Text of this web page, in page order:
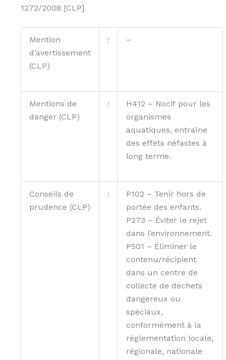
1272/2008 [CLP]
Mention
d’avertissement
(CLP)
: –
Mentions de
danger (CLP)
:
H412 – Nocif pour les
organismes
aquatiques, entraîne
des effets néfastes à
long terme.
Conseils de
prudence (CLP)
:
P102 – Tenir hors de
portée des enfants.
P273 – Éviter le rejet
dans l’environnement.
P501 – Éliminer le
contenu/récipient
dans un centre de
collecte de déchets
dangereux ou
spéciaux,
conformément à la
réglementation locale,
régionale, nationale